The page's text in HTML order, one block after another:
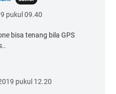
pukul 09.40
bisa tenang bila GPS
pukul 12.20